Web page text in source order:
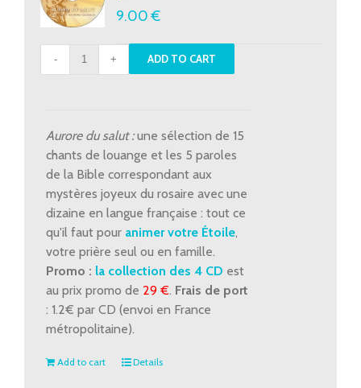
9.00€
CD
et
mystères
glorieux
quantity
ADD TO CART
Aurore du salut :une sélection de 15
chants de louange et les 5 paroles
de la Bible correspondant aux
mystères joyeux du rosaire avec une
dizaine en langue française : tout ce
qu'il faut pour animer votre Étoile,
votre prière seul ou en famille.
Promo : la collection des 4 CD est
au prix promo de 29 €. Frais de port
: 1.2€ par CD (envoi en France
métropolitaine).
Add to cart Details